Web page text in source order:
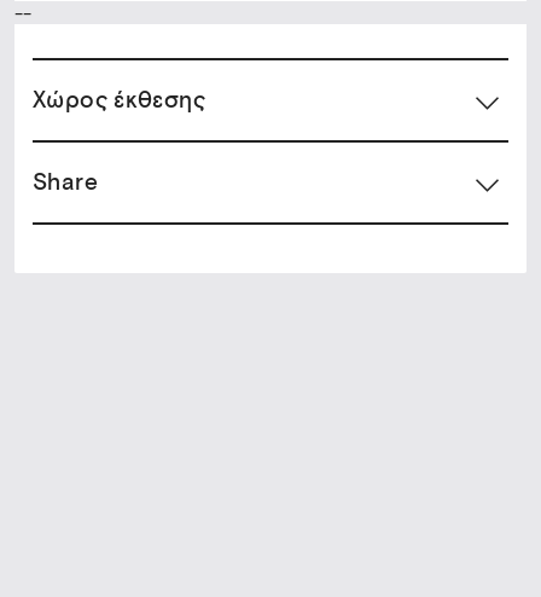
--
Xώρος έκθεσης
Share